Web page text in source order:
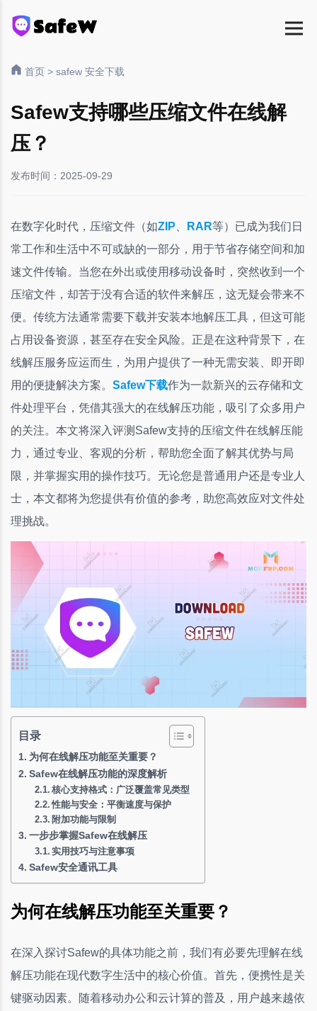
首页 > safew 安全下载
Safew支持哪些压缩文件在线解
压？
发布时间：2025-09-29
在数字化时代，压缩文件（如ZIP RAR等）已成为我们日
常工作和生活中不可或缺的一部分，用于节省存储空间和加
速文件传输。当您在外出或使用移动设备时，突然收到一个
压缩文件，却苦于没有合适的软件来解压，这无疑会带来不
便。传统方法通常需要下载并安装本地解压工具，但这可能
占用设备资源，甚至存在安全风险。正是在这种背景下，在
线解压服务应运而生，为用户提供了一种无需安装、即开即
用的便捷解决方案。 Safew下载作为一款新兴的云存储和文
件处理平台，凭借其强大的在线解压功能，吸引了众多用户
的关注。本文将深入评测Safew支持的压缩文件在线解压能
力，通过专业、客观的分析，帮助您全面了解其优势与局
限，并掌握实用的操作技巧。无论您是普通用户还是专业人
士，本文都将为您提供有价值的参考，助您高效应对文件处
理挑战。
目录
为何在线解压功能至关重要？
Safew在线解压功能的深度解析
核心支持格式：广泛覆盖常见类型
性能与安全：平衡速度与保护
附加功能与限制
一步步掌握Safew在线解压
实用技巧与注意事项
Safew安全通讯工具
为何在线解压功能至关重要？
在深入探讨Safew的具体功能之前，我们有必要先理解在线
解压功能在现代数字生活中的核心价值。首先，便携性是关
键驱动因素。随着移动办公和云计算的普及，用户越来越依